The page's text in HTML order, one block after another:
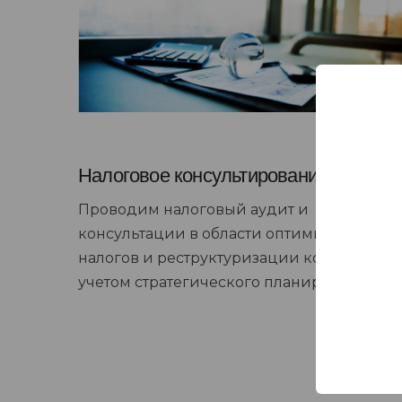
Налоговое консультирование
Проводим налоговый аудит и
консультации в области оптимизации
налогов и реструктуризации компании с
учетом стратегического планирования